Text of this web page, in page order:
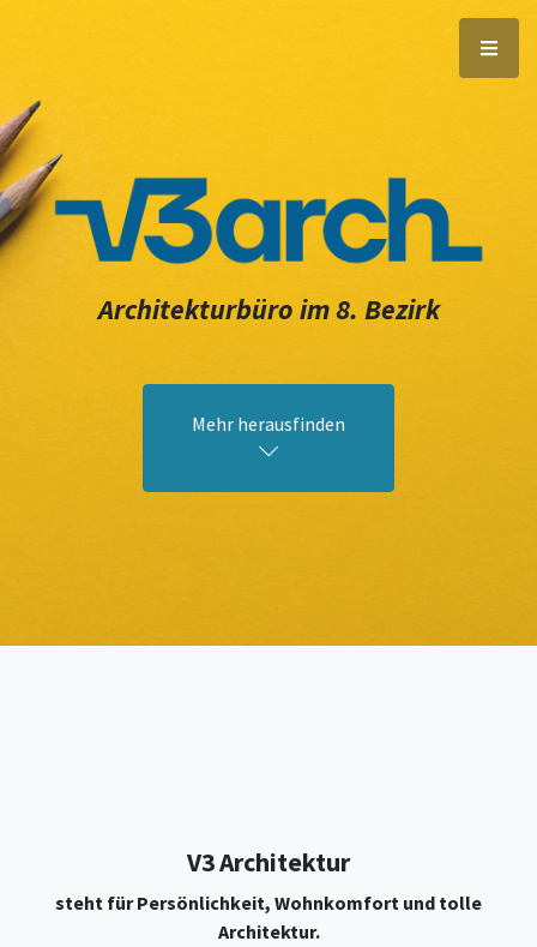
Architekturbüro im 8. Bezirk
Mehr herausfinden
V3 Architektur
steht für Persönlichkeit, Wohnkomfort und tolle
Architektur.